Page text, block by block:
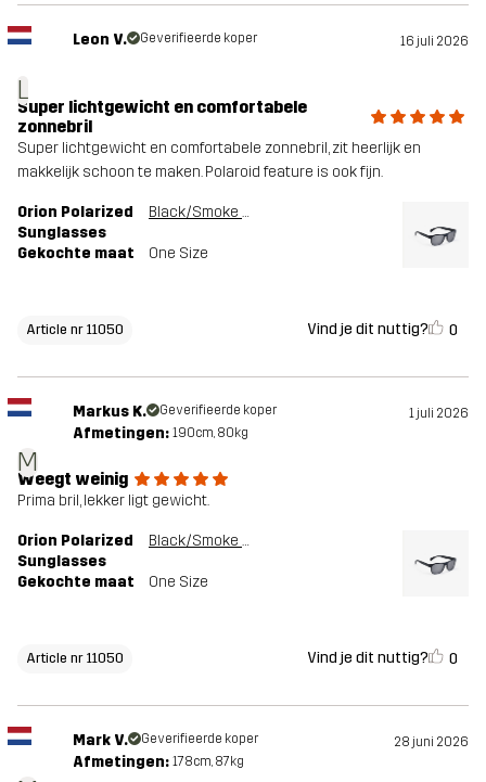
L
Leon V. Geverifieerde koper 16 juli 2026
Super lichtgewicht en comfortabele
zonnebril
Super lichtgewicht en comfortabele zonnebril, zit heerlijk en
makkelijk schoon te maken. Polaroid feature is ook fijn.
Orion Polarized
Sunglasses
Black/Smoke Grey
Gekochte maat One Size
Article nr 11050 Vind je dit nuttig? 0
M
Markus K. Geverifieerde koper 1 juli 2026
Afmetingen: 190cm, 80kg
Weegt weinig
Prima bril, lekker ligt gewicht.
Orion Polarized
Sunglasses
Black/Smoke Grey
Gekochte maat One Size
Article nr 11050 Vind je dit nuttig? 0
Mark V. Geverifieerde koper 28 juni 2026
Afmetingen: 178cm, 87kg